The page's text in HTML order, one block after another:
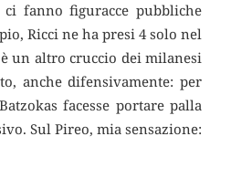
fanno figuracce pubbliche
Ricci ne ha presi 4 solo nel
un altro cruccio dei milanesi
anche difensivamente: per
facesse portare palla
Sul Pireo, mia sensazione: